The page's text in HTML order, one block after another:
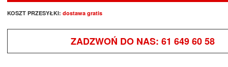
KOSZT PRZESYŁKI: dostawa gratis
ZADZWOŃ DO NAS: 61 649 60 58